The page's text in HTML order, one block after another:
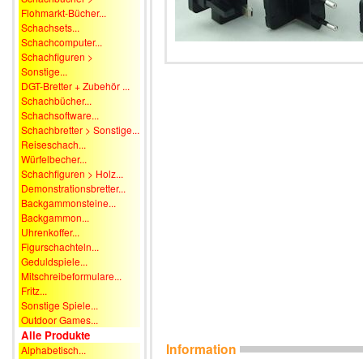
Flohmarkt-Bücher...
Schachsets...
Schachcomputer...
Schachfiguren >
Sonstige...
DGT-Bretter + Zubehör ...
Schachbücher...
Schachsoftware...
Schachbretter > Sonstige...
Reiseschach...
Würfelbecher...
Schachfiguren > Holz...
Demonstrationsbretter...
Backgammonsteine...
Backgammon...
Uhrenkoffer...
Figurschachteln...
Geduldspiele...
Mitschreibeformulare...
Fritz...
Sonstige Spiele...
Outdoor Games...
Alle Produkte
Alphabetisch... Information